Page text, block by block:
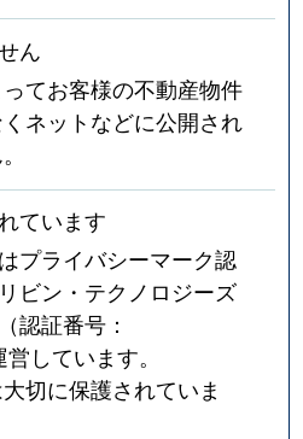
ん
てお客様の不動産物件
ネットなどに公開され
ています
プライバシーマーク認
ビン・テクノロジーズ
認証番号：
営しています。
切に保護されていま